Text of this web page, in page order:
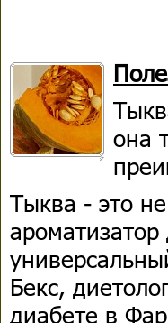
она
Тыква - это
Бекс,
диабете в